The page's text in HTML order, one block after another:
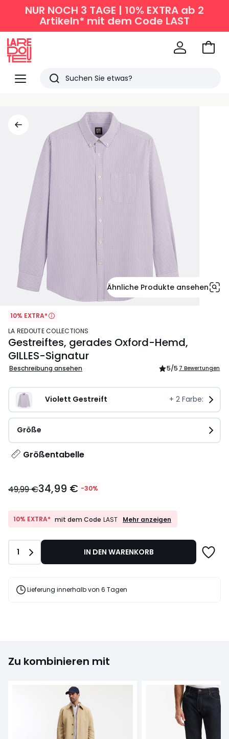
NUR NOCH 3 TAGE | 10% EXTRA ab 2
Artikeln* mit dem Code LAST
Menü
Redoute
Suchen
angesehen
Artikel
Zum
Ähnliche Produkte ansehen
10% EXTRA*
LA REDOUTE COLLECTIONS
Gestreiftes, gerades Oxford-Hemd,
GILLES-Signatur
Beschreibung ansehen 5/5 7 Bewertungen
Violett Gestreift + 2 Farbe:
Größe
Größentabelle
€
€
Rabatt
angewendet.
49,99 €34,99 € -30%
10% EXTRA* mit dem Code LAST
10%
Code
LAST
Mehr anzeigen
Anzahl
1 IN DEN WARENKORB
Lieferung innerhalb von 6 Tagen
Zu kombinieren mit